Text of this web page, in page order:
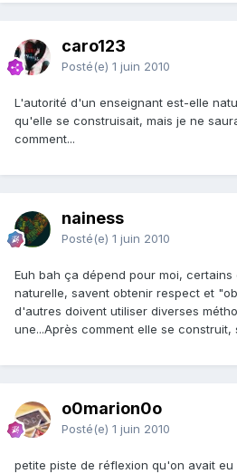
caro123
Posté(e) 1 juin 2010
L'autorité d'un enseignant est-elle
qu'elle se construisait, mais je ne
comment...
nainess
Posté(e) 1 juin 2010
Euh bah ça dépend pour moi,
naturelle, savent obtenir respect et
d'autres doivent utiliser diverses
une...Après comment elle se construit,
o0marion0o
Posté(e) 1 juin 2010
petite piste de réflexion qu'on avait